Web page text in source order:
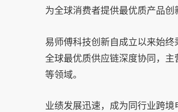
为全球消费者提供最优质产品创
易师傅科技创新自成立以来始终
全球最优质供应链深度协同，
等领域。
业绩发展迅速，成为同行业跨境